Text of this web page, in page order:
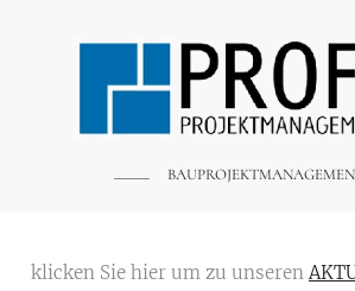
klicken Sie hier um zu unseren